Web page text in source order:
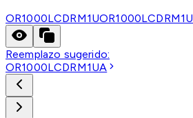
OR1000LCDRM1UOR1000LCDRM1U
Reemplazo sugerido:
OR1000LCDRM1UA